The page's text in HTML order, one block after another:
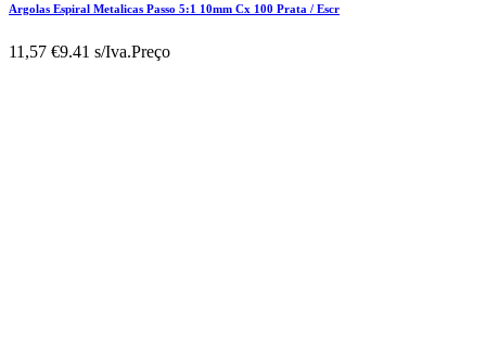
Argolas Espiral Metalicas Passo 5:1 10mm Cx 100 Prata / Escr
11,57 €9.41 s/Iva.Preço